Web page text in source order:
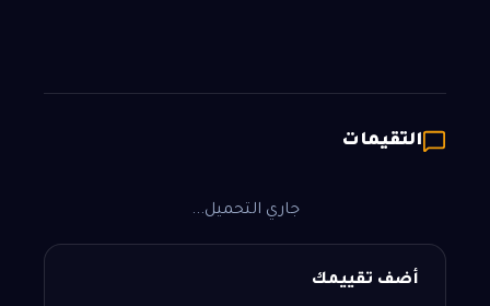
التقيمات
جاري التحميل...
أضف تقييمك